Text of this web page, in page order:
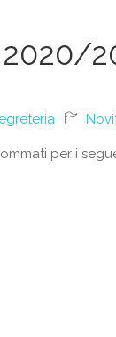
per i